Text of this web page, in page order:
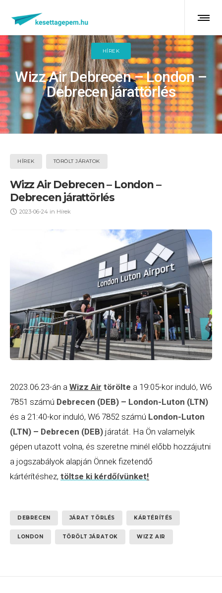
HÍREK
Wizz Air Debrecen – London –
Debrecen járattörlés
HÍREK TÖRÖLT JÁRATOK
Wizz Air Debrecen – London –
Debrecen járattörlés
2023-06-24 in Hírek
2023.06.23-án a Wizz Air törölte a 19:05-kor induló, W6
7851 számú Debrecen (DEB) – London-Luton (LTN)
és a 21:40-kor induló, W6 7852 számú London-Luton
(LTN) – Debrecen (DEB) járatát. Ha Ön valamelyik
gépen utazott volna, és szeretne minél előbb hozzájutni
a jogszabályok alapján Önnek fizetendő
kártérítéshez, töltse ki kérdőívünket!
DEBRECEN JÁRAT TÖRLÉS KÁRTÉRÍTÉS
LONDON TÖRÖLT JÁRATOK WIZZ AIR